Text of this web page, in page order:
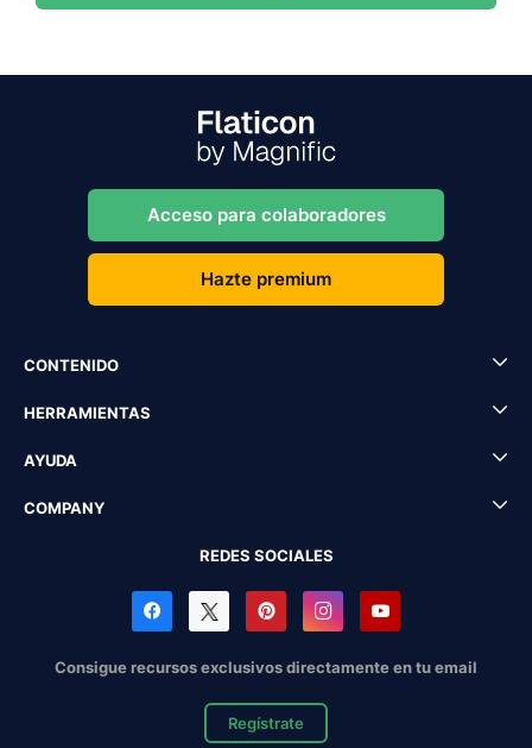
Acceso para colaboradores
Hazte premium
CONTENIDO
HERRAMIENTAS
AYUDA
COMPANY
REDES SOCIALES
Consigue recursos exclusivos directamente en tu email
Regístrate